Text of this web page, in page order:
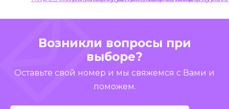
Возникли вопросы при
выборе?
Оставьте свой номер и мы свяжемся с Вами и
поможем.